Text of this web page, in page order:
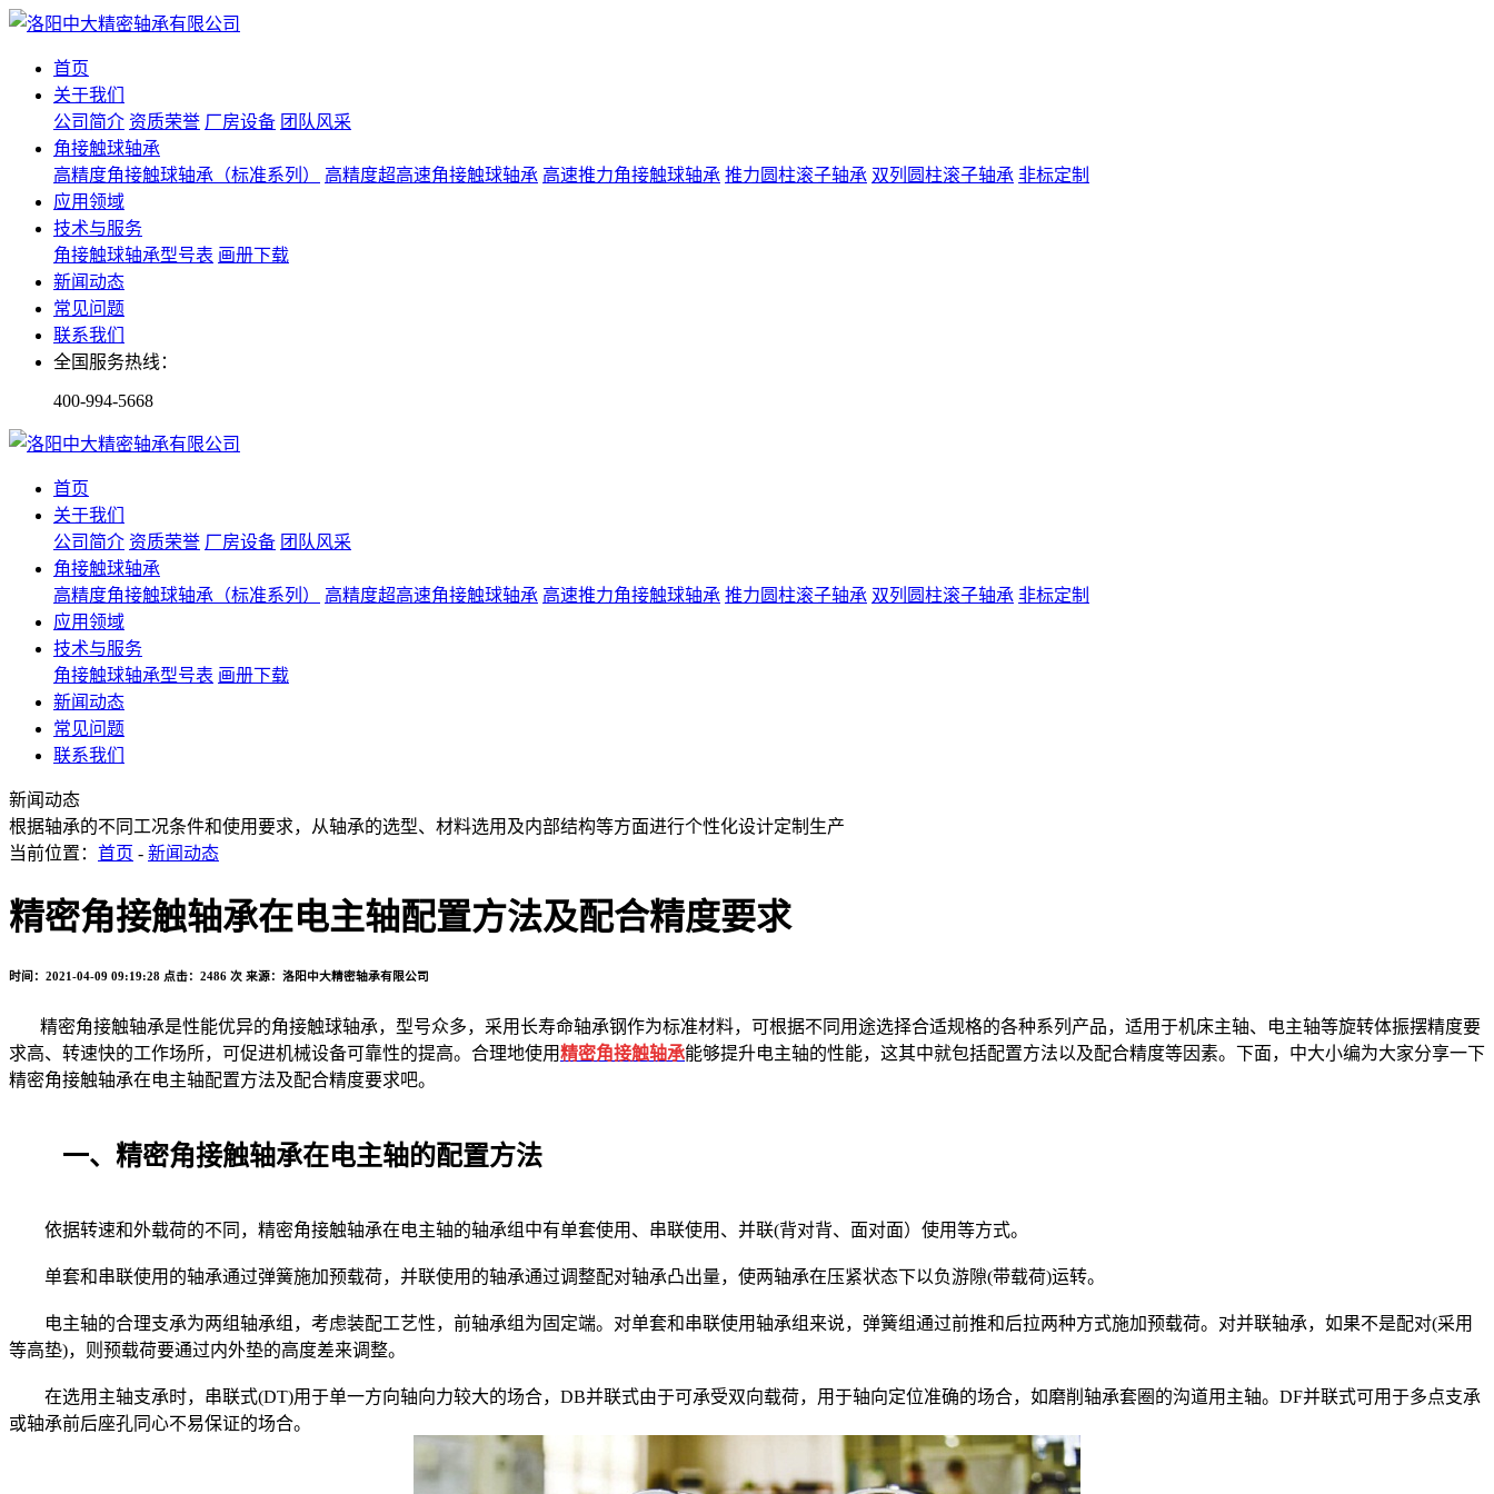
首页
关于我们
公司简介 资质荣誉 厂房设备 团队风采
角接触球轴承
高精度角接触球轴承（标准系列）
高精度超高速角接触球轴承 高速推力角接触球轴承 推力圆柱滚子轴承 双列圆柱滚子轴承 非标定制
应用领域
技术与服务
角接触球轴承型号表 画册下载
新闻动态
常见问题
联系我们
全国服务热线：
400-994-5668
首页
关于我们
公司简介 资质荣誉 厂房设备 团队风采
角接触球轴承
高精度角接触球轴承（标准系列）
高精度超高速角接触球轴承 高速推力角接触球轴承 推力圆柱滚子轴承 双列圆柱滚子轴承 非标定制
应用领域
技术与服务
角接触球轴承型号表 画册下载
新闻动态
常见问题
联系我们
新闻动态
根据轴承的不同工况条件和使用要求，从轴承的选型、材料选用及内部结构等方面进行个性化设计定制生产
当前位置： 首页 - 新闻动态
精密角接触轴承在电主轴配置方法及配合精度要求
时间：2021-04-09 09:19:28 点击：2486 次 来源：洛阳中大精密轴承有限公司
精密角接触轴承是性能优异的角接触球轴承，型号众多，采用长寿命轴承钢作为标准材料，可根据不同用途选择合适规格的各种系列产品，适用于机床主轴、电主轴等旋转体振摆精度要
求高、转速快的工作场所，可促进机械设备可靠性的提高。合理地使用精密角接触轴承能够提升电主轴的性能，这其中就包括配置方法以及配合精度等因素。下面，中大小编为大家分享一下
精密角接触轴承在电主轴配置方法及配合精度要求吧。
一、精密角接触轴承在电主轴的配置方法
依据转速和外载荷的不同，精密角接触轴承在电主轴的轴承组中有单套使用、串联使用、并联(背对背、面对面）使用等方式。
单套和串联使用的轴承通过弹簧施加预载荷，并联使用的轴承通过调整配对轴承凸出量，使两轴承在压紧状态下以负游隙(带载荷)运转。
电主轴的合理支承为两组轴承组，考虑装配工艺性，前轴承组为固定端。对单套和串联使用轴承组来说，弹簧组通过前推和后拉两种方式施加预载荷。对并联轴承，如果不是配对(采用
等高垫)，则预载荷要通过内外垫的高度差来调整。
在选用主轴支承时，串联式(DT)用于单一方向轴向力较大的场合，DB并联式由于可承受双向载荷，用于轴向定位准确的场合，如磨削轴承套圈的沟道用主轴。DF并联式可用于多点支承
或轴承前后座孔同心不易保证的场合。